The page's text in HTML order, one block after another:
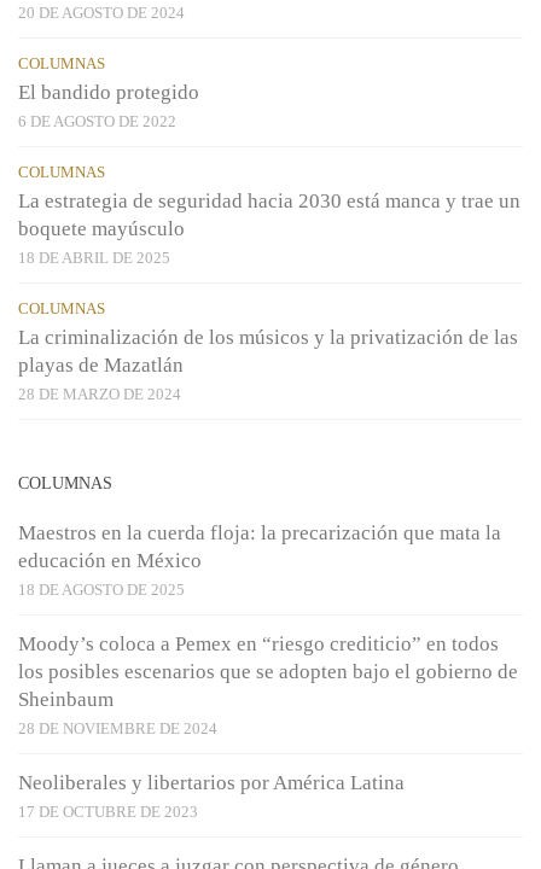
20 DE AGOSTO DE 2024
COLUMNAS
El bandido protegido
6 DE AGOSTO DE 2022
COLUMNAS
La estrategia de seguridad hacia 2030 está manca y trae un
boquete mayúsculo
18 DE ABRIL DE 2025
COLUMNAS
La criminalización de los músicos y la privatización de las
playas de Mazatlán
28 DE MARZO DE 2024
COLUMNAS
Maestros en la cuerda floja: la precarización que mata la
educación en México
18 DE AGOSTO DE 2025
Moody’s coloca a Pemex en “riesgo crediticio” en todos
los posibles escenarios que se adopten bajo el gobierno de
Sheinbaum
28 DE NOVIEMBRE DE 2024
Neoliberales y libertarios por América Latina
17 DE OCTUBRE DE 2023